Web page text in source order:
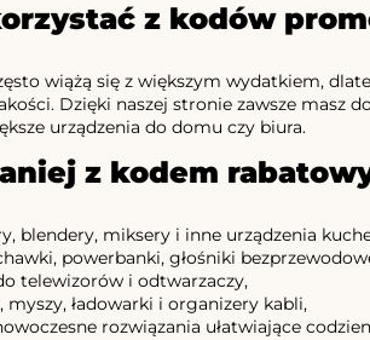
z kodów
wiążą się z większym wydatkiem,
Dzięki naszej stronie zawsze
urządzenia do domu czy biura.
z kodem
blendery, miksery i inne urządzenia
powerbanki, głośniki
telewizorów i odtwarzaczy,
ładowarki i organizery kabli,
rozwiązania ułatwiające